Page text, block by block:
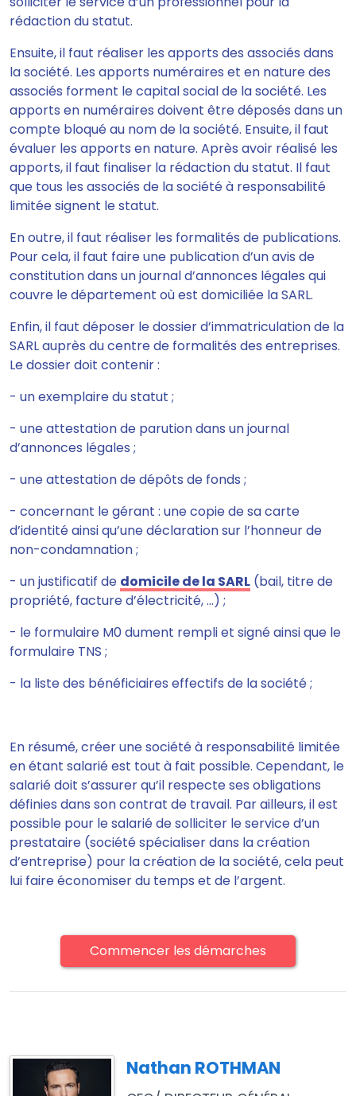
rédaction du statut.
Ensuite,il faut réaliser les apports des associés dans
la société. Les apports numéraires et en nature des
associés forment le capital social de la société. Les
apports en numéraires doivent être déposés dans un
compte bloqué au nom de la société. Ensuite, il faut
évaluer les apports en nature. Après avoir réalisé les
apports,il faut finaliser la rédaction du statut. Il faut
que tous les associés de la société à responsabilité
limitée signent le statut.
En outre, il faut réaliser les formalités de publications.
Pour cela, il faut faire une publication d’un avis de
constitution dans un journal d’annonces légales qui
couvre le département où est domiciliée la SARL.
Enfin, il faut déposer le dossier d’immatriculationde la
SARL auprès du centre de formalités des entreprises.
Le dossier doit contenir :
- un exemplaire du statut ;
- une attestation de parution dans un journal
d’annonces légales ;
- une attestation de dépôts de fonds ;
- concernant le gérant : une copie de sa carte
d’identité ainsi qu’une déclaration sur l’honneur de
non-condamnation ;
- un justificatif de domicile de la SARL (bail, titre de
propriété, facture d’électricité, …) ;
- le formulaire M0 dument rempli et signé ainsi que le
formulaire TNS ;
- la liste des bénéficiaires effectifs de la société ;
En résumé, créer une société à responsabilité limitée
en étant salarié est tout à fait possible. Cependant, le
salarié doit s’assurer qu’il respecte ses obligations
définies dans son contrat de travail. Par ailleurs, il est
possible pour le salarié de solliciter le service d’un
prestataire (société spécialiser dans la création
d’entreprise) pour la création de la société, cela peut
lui faire économiser du temps et de l’argent.
Commencer les démarches
Nathan ROTHMAN